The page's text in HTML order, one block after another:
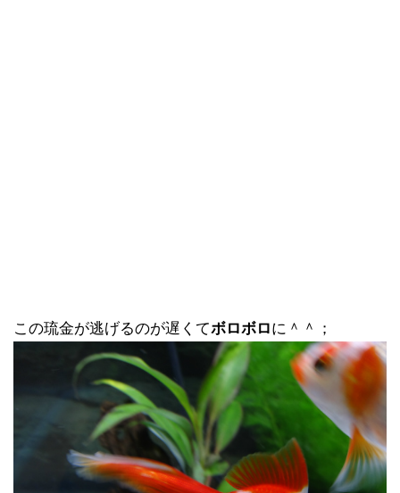
この琉金が逃げるのが遅くてボロボロに＾＾；